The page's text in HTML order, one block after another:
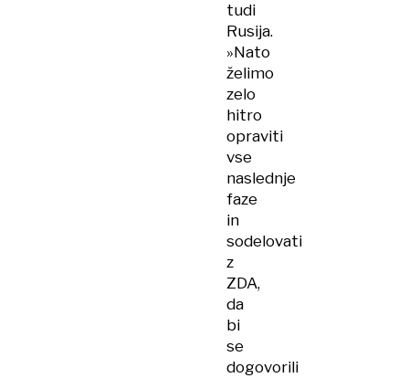
tudi
Rusija.
»Nato
želimo
zelo
hitro
opraviti
vse
naslednje
faze
in
sodelovati
z
ZDA,
da
bi
se
dogovorili